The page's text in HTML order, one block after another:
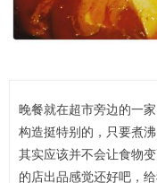
晚餐就在超市旁边的一
构造挺特别的，只要煮
其实应该并不会让食物
的店出品感觉还好吧，